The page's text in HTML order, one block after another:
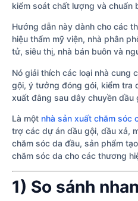
kiểm soát chất lượng và chuẩn
Hướng dẫn này dành cho các
hiệu thẩm mỹ viện, nhà phân
tử, siêu thị, nhà bán buôn và
Nó giải thích các loại nhà cung
gội, ý tưởng đóng gói, kiểm tra
xuất đằng sau dây chuyền dầu
Là một nhà sản xuất chăm sóc
trợ các dự án dầu gội, dầu xả,
chăm sóc da đầu, sản phẩm
chăm sóc da cho các thương
1) So sánh